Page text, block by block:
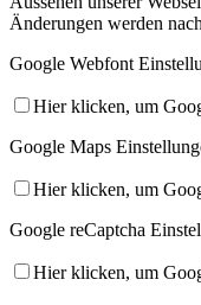
Änderungen werden
Google Webfont
Hier klicken, um
Google Maps
Hier klicken, um
Google reCaptcha
Hier klicken, um